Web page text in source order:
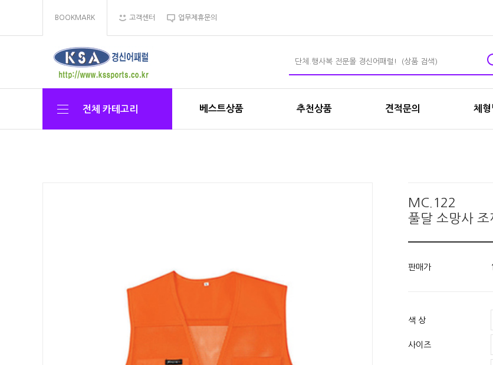
BOOKMARK 고객센터 업무제휴문의
전체 카테고리 베스트상품 추천상품 견적문의 체형
MC.122
풀달 소망사 조
판매가
색 상
사이즈